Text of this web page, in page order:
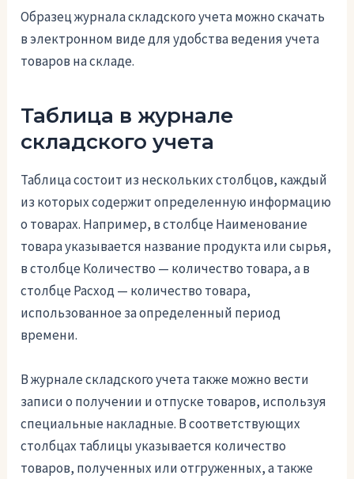
Образец журнала складского учета можно скачать
в электронном виде для удобства ведения учета
товаров на складе.
Таблица в журнале
складского учета
Таблица состоит из нескольких столбцов, каждый
из которых содержит определенную информацию
о товарах. Например, в столбце Наименование
товара указывается название продукта или сырья,
в столбце Количество — количество товара, а в
столбце Расход — количество товара,
использованное за определенный период
времени.
В журнале складского учета также можно вести
записи о получении и отпуске товаров, используя
специальные накладные. В соответствующих
столбцах таблицы указывается количество
товаров, полученных или отгруженных, а также